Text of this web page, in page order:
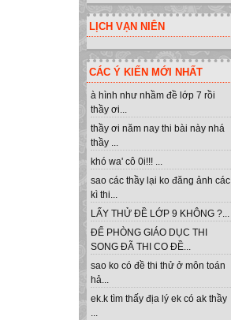
LỊCH VẠN NIÊN
CÁC Ý KIẾN MỚI NHẤT
à hình như nhầm đề lớp 7 rồi
thầy ơi...
thầy ơi năm nay thi bài này nhá
thầy ...
khó wa' cô 0i!!! ...
sao các thầy lại ko đăng ảnh các
kì thi...
LẤY THỬ ĐỀ LỚP 9 KHÔNG ?...
ĐỂ PHÒNG GIÁO DỤC THI
SONG ĐÃ THI CO ĐỀ...
sao ko có đề thi thử ở môn toán
hả...
ek.k tìm thấy địa lý ek có ak thầy
...